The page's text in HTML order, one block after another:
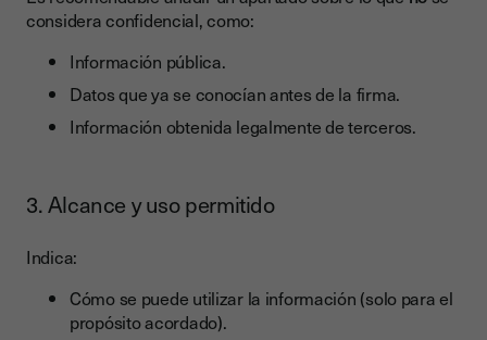
considera confidencial, como:
Información pública.
Datos que ya se conocían antes de la firma.
Información obtenida legalmente de terceros.
3. Alcance y uso permitido
Indica:
Cómo se puede utilizar la información (solo para el
propósito acordado).